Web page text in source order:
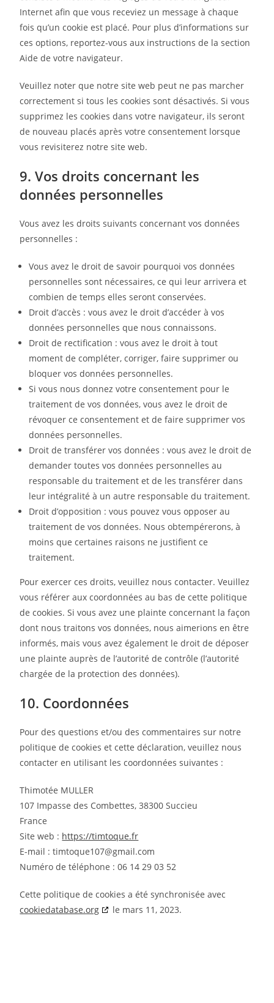
Internet afin que vous receviez un message à chaque
fois qu’un cookie est placé. Pour plus d’informations sur
ces options, reportez-vous aux instructions de la section
Aide de votre navigateur.
Veuillez noter que notre site web peut ne pas marcher
correctement si tous les cookies sont désactivés. Si vous
supprimez les cookies dans votre navigateur, ils seront
de nouveau placés après votre consentement lorsque
vous revisiterez notre site web.
9. Vos droits concernant les
données personnelles
Vous avez les droits suivants concernant vos données
personnelles :
Vous avez le droit de savoir pourquoi vos données
personnelles sont nécessaires, ce qui leur arrivera et
combien de temps elles seront conservées.
Droit d’accès : vous avez le droit d’accéder à vos
données personnelles que nous connaissons.
Droit de rectification : vous avez le droit à tout
moment de compléter, corriger, faire supprimer ou
bloquer vos données personnelles.
Si vous nous donnez votre consentement pour le
traitement de vos données, vous avez le droit de
révoquer ce consentement et de faire supprimer vos
données personnelles.
Droit de transférer vos données : vous avez le droit de
demander toutes vos données personnelles au
responsable du traitement et de les transférer dans
leur intégralité à un autre responsable du traitement.
Droit d’opposition : vous pouvez vous opposer au
traitement de vos données. Nous obtempérerons, à
moins que certaines raisons ne justifient ce
traitement.
Pour exercer ces droits, veuillez nous contacter. Veuillez
vous référer aux coordonnées au bas de cette politique
de cookies. Si vous avez une plainte concernant la façon
dont nous traitons vos données, nous aimerions en être
informés, mais vous avez également le droit de déposer
une plainte auprès de l’autorité de contrôle (l’autorité
chargée de la protection des données).
10. Coordonnées
Pour des questions et/ou des commentaires sur notre
politique de cookies et cette déclaration, veuillez nous
contacter en utilisant les coordonnées suivantes :
Thimotée MULLER
107 Impasse des Combettes, 38300 Succieu
France
Site web : https://timtoque.fr
E-mail :timtoque107@gmail.com
Numéro de téléphone : 06 14 29 03 52
Cette politique de cookies a été synchronisée avec
cookiedatabase.org
le mars 11, 2023.